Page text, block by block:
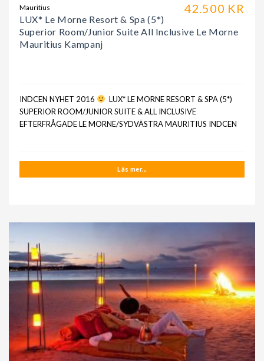
42.500 KR
Mauritius
LUX* Le Morne Resort & Spa (5*)
Superior Room/Junior Suite All Inclusive Le Morne
Mauritius Kampanj
INDCEN NYHET 2016
LUX* LE MORNE RESORT & SPA (5*)
SUPERIOR ROOM/JUNIOR SUITE & ALL INCLUSIVE
EFTERFRÅGADE LE MORNE/SYDVÄSTRA MAURITIUS INDCEN
Läs mer...